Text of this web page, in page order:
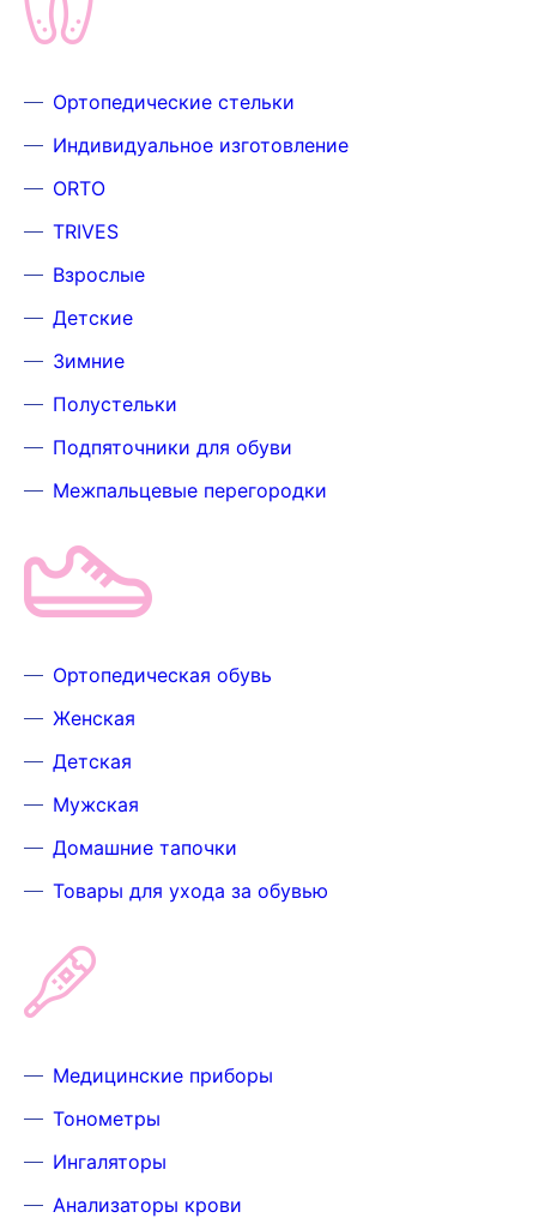
Ортопедические стельки
Индивидуальное изготовление
ORTO
TRIVES
Взрослые
Детские
Зимние
Полустельки
Подпяточники для обуви
Межпальцевые перегородки
Ортопедическая обувь
Женская
Детская
Мужская
Домашние тапочки
Товары для ухода за обувью
Медицинские приборы
Тонометры
Ингаляторы
Анализаторы крови